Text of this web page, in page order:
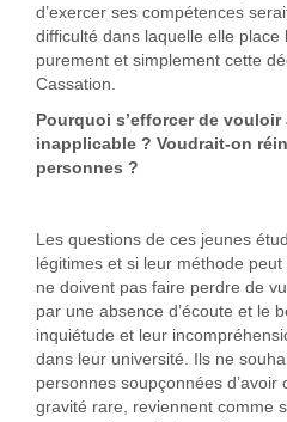
d’exercer ses compétences
difficulté dans laquelle elle place
purement et simplement cette
Cassation.
Pourquoi s’efforcer de
inapplicable ? Voudrait-on
personnes ?
Les questions de ces jeunes
légitimes et si leur méthode
ne doivent pas faire perdre de
par une absence d’écoute et le
inquiétude et leur
dans leur université. Ils ne
personnes soupçonnées d’avoir
gravité rare, reviennent comme